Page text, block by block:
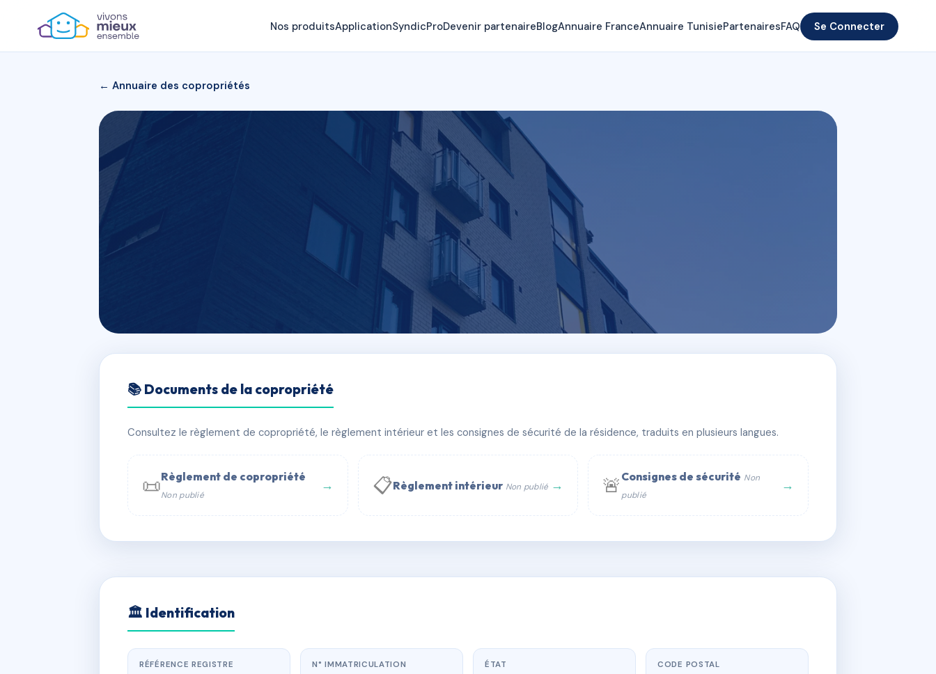
Nos produitsApplicationSyndicProDevenir partenaireBlogAnnuaire FranceAnnuaire TunisiePartenairesFAQ Se Connecter
← Annuaire des copropriétés
SDC 11 LARREY
📍 11 r larrey 75005 PARIS
📞 Contacter Syndic Digital 💬 WhatsApp
📚 Documents de la copropriété
Consultez le règlement de copropriété, le règlement intérieur et les consignes de sécurité de la résidence, traduits en plusieurs langues.
📜Règlement de copropriété
Non publié
→ 📋Règlement intérieur Non publié → 🚨 Consignes de sécurité Non
publié
→
AD9401555 🇫🇷
🏛 Identification
RÉFÉRENCE REGISTRE N° IMMATRICULATION ÉTAT CODE POSTAL